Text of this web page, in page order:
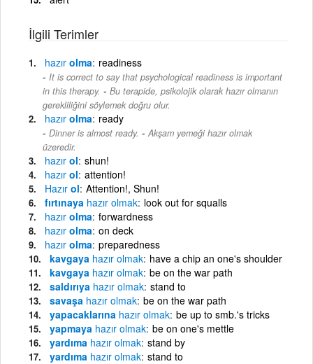
İlgili Terimler
hazır olma readiness
It is correct to say that psychological readiness is important
in this therapy. - Bu terapide, psikolojik olarak hazır olmanın
gerekliliğini söylemek doğru olur.
hazır olma ready
Dinner is almost ready. - Akşam yemeği hazır olmak
üzeredir.
hazır ol shun!
hazır ol attention!
Hazır ol Attention!, Shun!
fırtınaya hazır olmak look out for squalls
hazır olma forwardness
hazır olma on deck
hazır olma preparedness
kavgaya hazır olmak have a chip an one's shoulder
kavgaya hazır olmak be on the war path
saldırıya hazır olmak stand to
savaşa hazır olmak be on the war path
yapacaklarına hazır olmak be up to smb.'s tricks
yapmaya hazır olmak be on one's mettle
yardıma hazır olmak stand by
yardıma hazır olmak stand to